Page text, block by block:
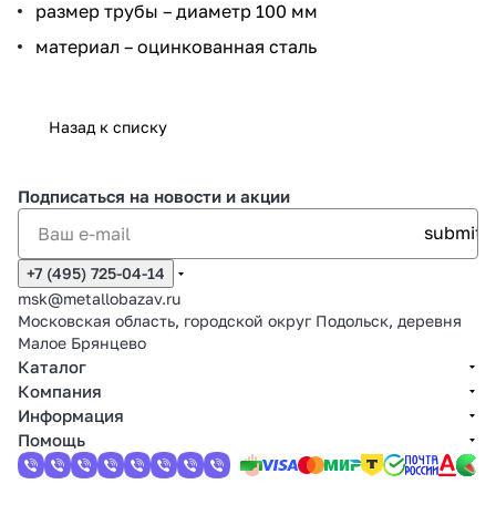
размер трубы – диаметр 100 мм
материал – оцинкованная сталь
Назад к списку
Подписаться на новости и акции
+7 (495) 725-04-14
msk@metallobazav.ru
Московская область, городской округ Подольск, деревня
Малое Брянцево
Каталог
Компания
Информация
Помощь